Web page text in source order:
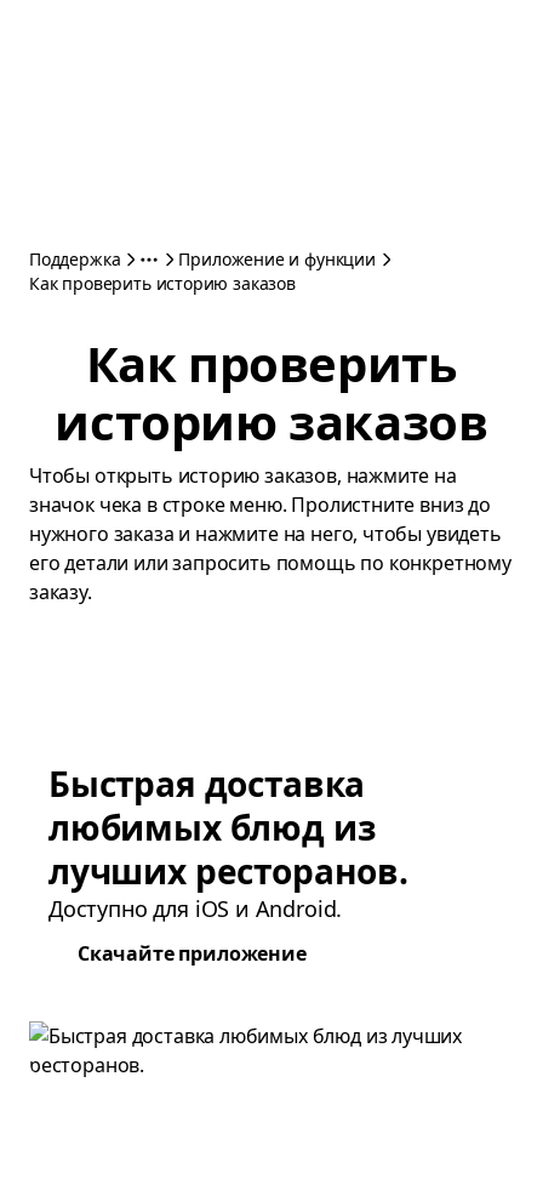
Поддержка
Приложение и функции
Как проверить историю заказов
Как проверить
историю заказов
Чтобы открыть историю заказов, нажмите на
значок чека в строке меню. Пролистните вниз до
нужного заказа и нажмите на него, чтобы увидеть
его детали или запросить помощь по конкретному
заказу.
Быстрая доставка
любимых блюд из
лучших ресторанов.
Доступно для iOS и Android.
Скачайте приложение